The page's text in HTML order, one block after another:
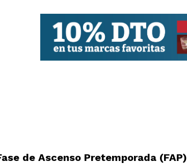
de Ascenso Pretemporada (FAP)